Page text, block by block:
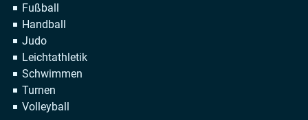
Fußball
Handball
Judo
Leichtathletik
Schwimmen
Turnen
Volleyball